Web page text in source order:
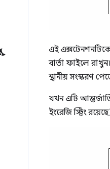
এই
বার্তা ফাইলে
স্থানীয় সংস্করণ
যখন এটি
ইংরেজি স্ট্রিং